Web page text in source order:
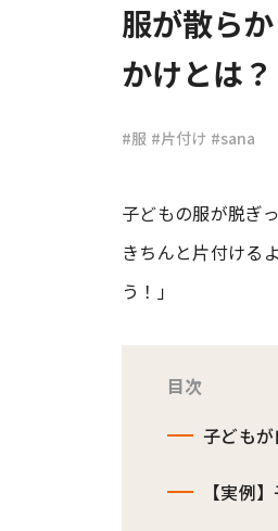
服が散ら
かけとは？
#服 #片付け #sana
子どもの服が脱ぎ
きちんと片付ける
う！」
目次
子ども
【実例